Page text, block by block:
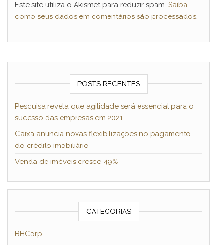
Este site utiliza o Akismet para reduzir spam. Saiba
como seus dados em comentários são processados.
POSTS RECENTES
Pesquisa revela que agilidade será essencial para o
sucesso das empresas em 2021
Caixa anuncia novas flexibilizações no pagamento
do crédito imobiliário
Venda de imóveis cresce 49%
CATEGORIAS
BHCorp